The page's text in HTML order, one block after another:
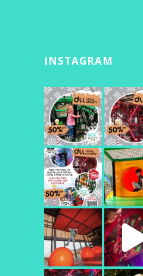
INSTAGRAM